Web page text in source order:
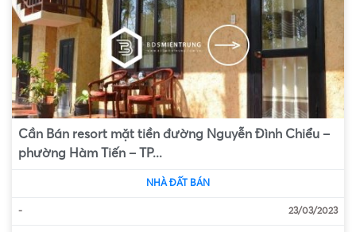
Cần Bán resort mặt tiền đường Nguyễn Đình Chiểu –
phường Hàm Tiến – TP...
NHÀ ĐẤT BÁN
- 23/03/2023